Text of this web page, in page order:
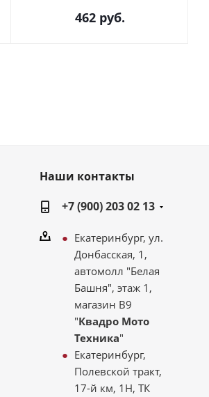
462руб.
Наши контакты
+7 (900) 203 02 13
Екатеринбург, ул.
Донбасская, 1,
автомолл "Белая
Башня", этаж 1,
магазин В9
"Квадро Мото
Техника"
Екатеринбург,
Полевской тракт,
17-й км, 1Н, ТК